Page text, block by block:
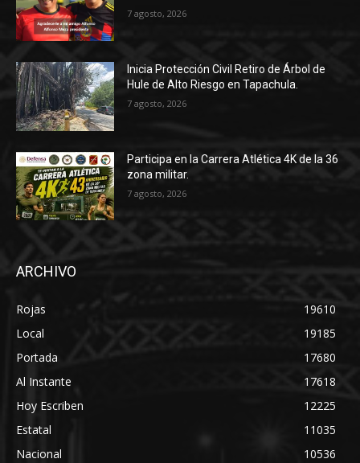
7 agosto, 2026
Inicia Protección Civil Retiro de Árbol de
Hule de Alto Riesgo en Tapachula.
7 agosto, 2026
Participa en la Carrera Atlética 4K de la 36
zona militar.
7 agosto, 2026
ARCHIVO
Rojas
19610
Local
19185
Portada
17680
Al Instante
17618
Hoy Escriben
12225
Estatal
11035
Nacional
10536